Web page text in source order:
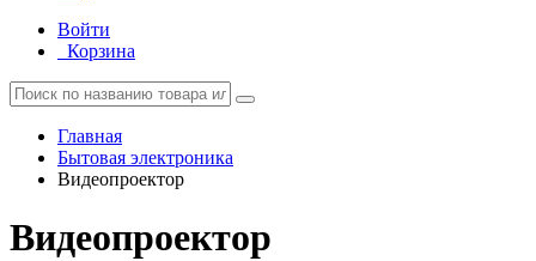
Войти
Корзина
Главная
Бытовая электроника
Видеопроектор
Видеопроектор